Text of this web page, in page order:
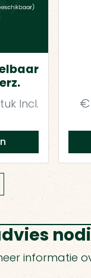
Incl.
€
informatie